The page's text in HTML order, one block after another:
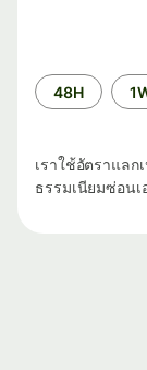
ระยะ
เวลา
48H
เราใช้อัตราแลก
ธรรมเนียมซ่อนเ